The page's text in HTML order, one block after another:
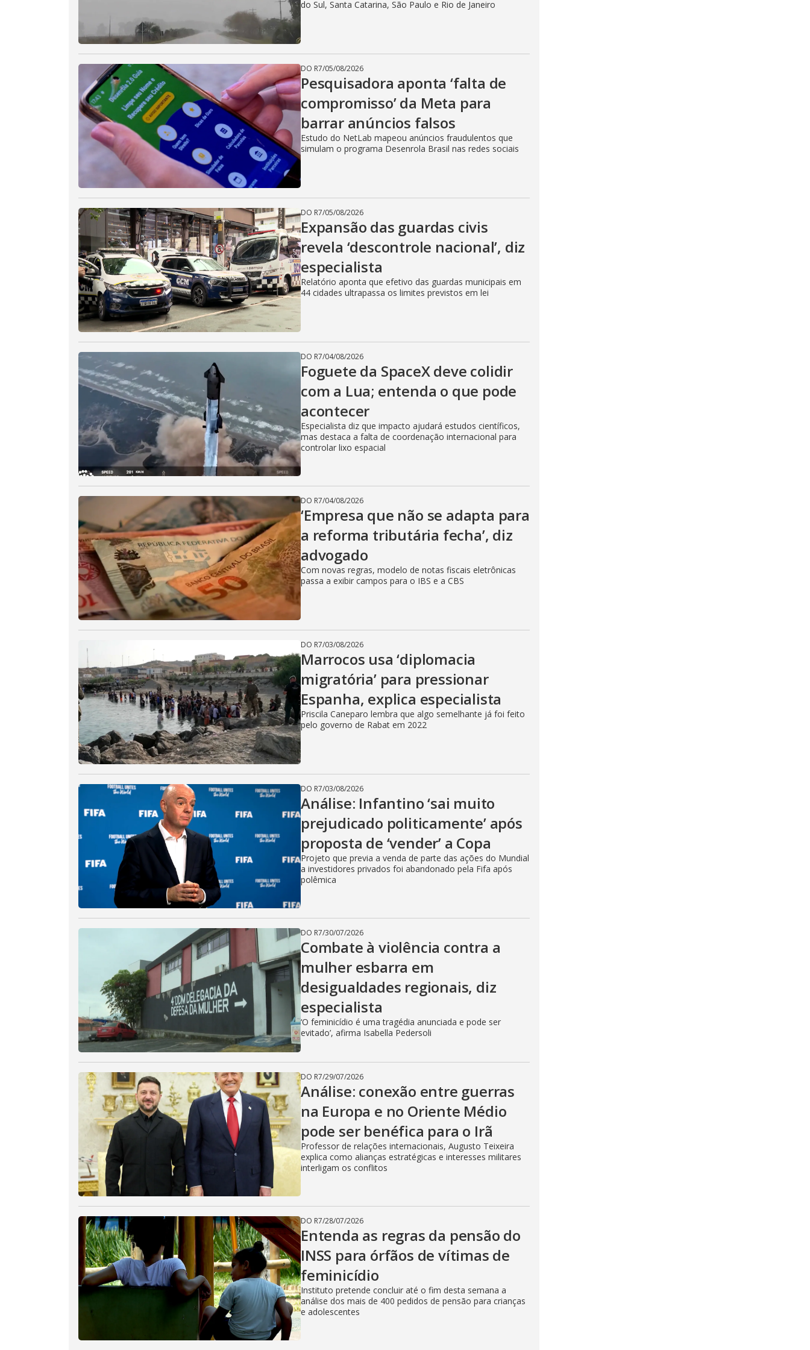
i
d
e
o
do Sul, Santa Catarina, São Paulo e Rio de Janeiro
DO R7/05/08/2026
Pesquisadora aponta ‘falta de
compromisso’ da Meta para
barrar anúncios falsos
Estudo do NetLab mapeou anúncios fraudulentos que
simulam o programa Desenrola Brasil nas redes sociais
DO R7/05/08/2026
Expansão das guardas civis
revela ‘descontrole nacional’, diz
especialista
Relatório aponta que efetivo das guardas municipais em
44 cidades ultrapassa os limites previstos em lei
DO R7/04/08/2026
Foguete da SpaceX deve colidir
com a Lua; entenda o que pode
acontecer
Especialista diz que impacto ajudará estudos científicos,
mas destaca a falta de coordenação internacional para
controlar lixo espacial
DO R7/04/08/2026
‘Empresa que não se adapta para
a reforma tributária fecha’, diz
advogado
Com novas regras, modelo de notas fiscais eletrônicas
passa a exibir campos para o IBS e a CBS
DO R7/03/08/2026
Marrocos usa ‘diplomacia
migratória’ para pressionar
Espanha, explica especialista
Priscila Caneparo lembra que algo semelhante já foi feito
pelo governo de Rabat em 2022
DO R7/03/08/2026
Análise: Infantino ‘sai muito
prejudicado politicamente’ após
proposta de ‘vender’ a Copa
Projeto que previa a venda de parte das ações do Mundial
a investidores privados foi abandonado pela Fifa após
polêmica
DO R7/30/07/2026
Combate à violência contra a
mulher esbarra em
desigualdades regionais, diz
especialista
‘O feminicídio é uma tragédia anunciada e pode ser
evitado’, afirma Isabella Pedersoli
DO R7/29/07/2026
Análise: conexão entre guerras
na Europa e no Oriente Médio
pode ser benéfica para o Irã
Professor de relações internacionais, Augusto Teixeira
explica como alianças estratégicas e interesses militares
interligam os conflitos
DO R7/28/07/2026
Entenda as regras da pensão do
INSS para órfãos de vítimas de
feminicídio
Instituto pretende concluir até o fim desta semana a
análise dos mais de 400 pedidos de pensão para crianças
e adolescentes